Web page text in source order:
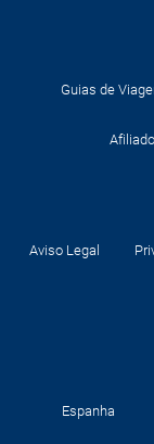
Guias de
Aviso Legal
Espanha